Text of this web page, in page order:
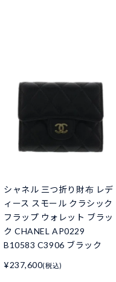
シャネル 三つ折り財布 レデ
ィース スモール クラシック
フラップ ウォレット ブラッ
ク CHANEL AP0229
B10583 C3906 ブラック
¥237,600(税込)